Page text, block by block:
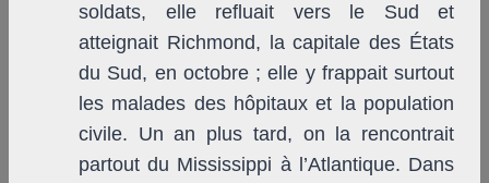
soldats, elle refluait vers le Sud et
atteignait Richmond, la capitale des États
du Sud, en octobre ; elle y frappait surtout
les malades des hôpitaux et la population
civile. Un an plus tard, on la rencontrait
partout du Mississippi à l’Atlantique. Dans